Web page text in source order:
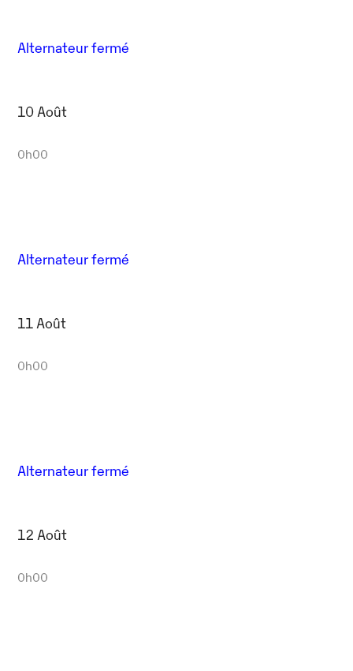
Alternateur fermé
10 Août
0h00
Alternateur fermé
11 Août
0h00
Alternateur fermé
12 Août
0h00